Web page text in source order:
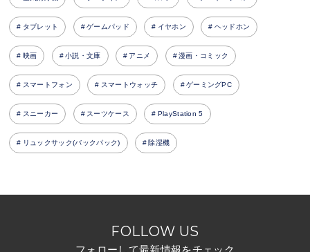
タブレット ゲームパッド イヤホン ヘッドホン
映画 小説・文庫 アニメ 漫画・コミック
スマートフォン スマートウォッチ ゲーミングPC
スニーカー スーツケース PlayStation 5
リュックサック(バックパック) 除湿機
FOLLOW US